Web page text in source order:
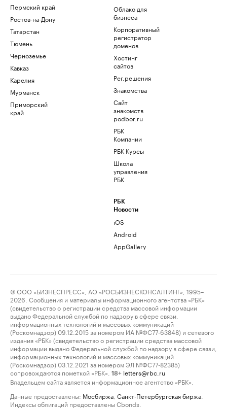
Пермский край
Ростов-на-Дону
Татарстан
Тюмень
Черноземье
Кавказ
Карелия
Мурманск
Приморский
край
Облако для
бизнеса
Корпоративный
регистратор
доменов
Хостинг
сайтов
Рег.решения
Знакомства
Сайт
знакомств
podbor.ru
РБК
Компании
РБК Курсы
Школа
управления
РБК
РБК
Новости
iOS
Android
AppGallery
© ООО «БИЗНЕСПРЕСС», АО «РОСБИЗНЕСКОНСАЛТИНГ», 1995–
2026. Сообщения и материалы информационного агентства «РБК»
(свидетельство о регистрации средства массовой информации
выдано Федеральной службой по надзору в сфере связи,
информационных технологий и массовых коммуникаций
(Роскомнадзор) 09.12.2015 за номером ИА №ФС77-63848) и сетевого
издания «РБК» (свидетельство о регистрации средства массовой
информации выдано Федеральной службой по надзору в сфере связи,
информационных технологий и массовых коммуникаций
(Роскомнадзор) 03.12.2021 за номером ЭЛ №ФС77-82385)
сопровождаются пометкой «РБК».
18+ letters@rbc.ru
Владельцем сайта является информационное агентство «РБК».
Данные предоставлены: Мосбиржа Санкт-Петербургская биржа
Индексы облигаций предоставлены Cbonds.